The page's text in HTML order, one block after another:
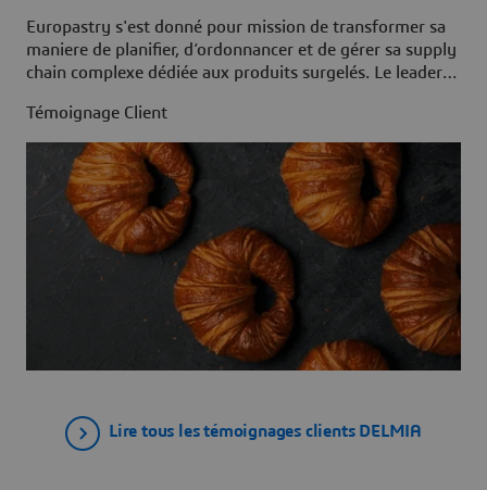
Europastry s'est donné pour mission de transformer sa
maniere de planifier, d’ordonnancer et de gérer sa supply
chain complexe dédiée aux produits surgelés. Le leader
DELMIA Ortems.
Témoignage Client
Lire tous les témoignages clients DELMIA